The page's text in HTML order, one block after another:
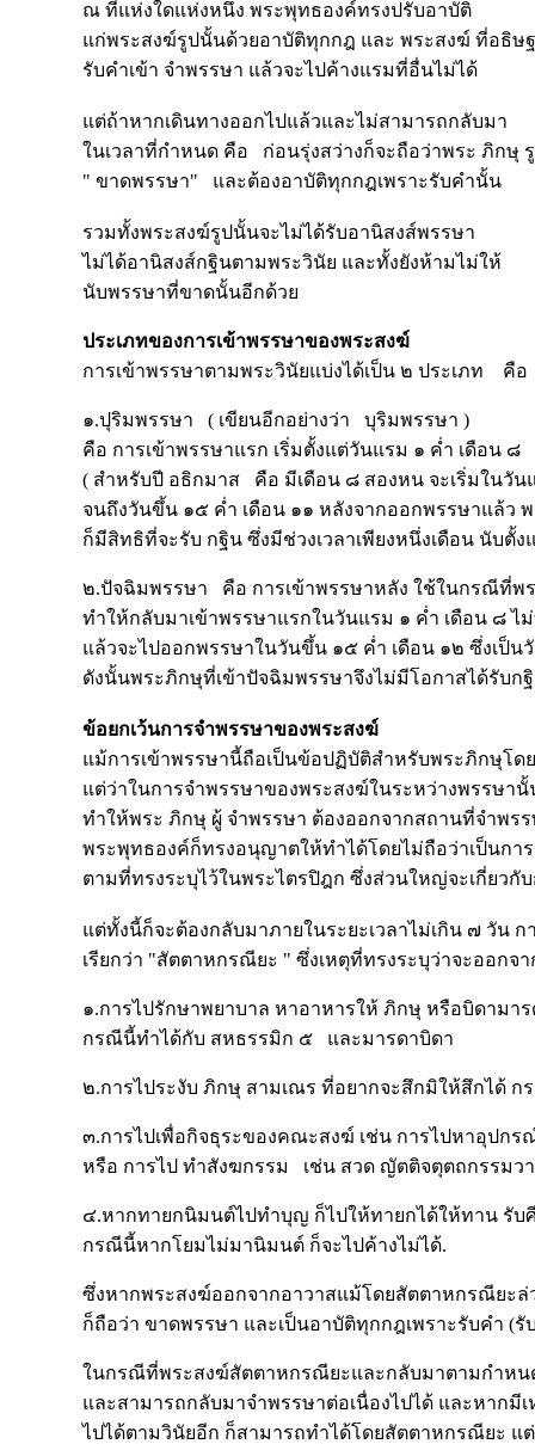
ณ ที่แห่งใดแห่งหนึ่ง พระพุทธองค์ทรงปรับอาบัติ
แก่พระสงฆ์รูปนั้นด้วยอาบัติทุกกฎ และ พระสงฆ์ ที่อธิษ
รับคำเข้า จำพรรษา แล้วจะไปค้างแรมที่อื่นไม่ได้
แต่ถ้าหากเดินทางออกไปแล้วและไม่สามารถกลับมา
ในเวลาที่กำหนด คือ ก่อนรุ่งสว่างก็จะถือว่าพระ ภิกษุ
" ขาดพรรษา" และต้องอาบัติทุกกฎเพราะรับคำนั้น
รวมทั้งพระสงฆ์รูปนั้นจะไม่ได้รับอานิสงส์พรรษา
ไม่ได้อานิสงส์กฐินตามพระวินัย และทั้งยังห้ามไม่ให้
นับพรรษาที่ขาดนั้นอีกด้วย
ประเภทของการเข้าพรรษาของพระสงฆ์
การเข้าพรรษาตามพระวินัยแบ่งได้เป็น ๒ ประเภท คือ
๑.ปุริมพรรษา ( เขียนอีกอย่างว่า บุริมพรรษา )
คือ การเข้าพรรษาแรก เริ่มตั้งแต่วันแรม ๑ ค่ำ เดือน ๘
( สำหรับปี อธิกมาส คือ มีเดือน ๘ สองหน จะเริ่มในวัน
จนถึงวันขึ้น ๑๕ ค่ำ เดือน ๑๑ หลังจากออกพรรษาแล้ว
ก็มีสิทธิที่จะรับ กฐิน ซึ่งมีช่วงเวลาเพียงหนึ่งเดือน นับตั้
๒.ปัจฉิมพรรษา คือ การเข้าพรรษาหลัง ใช้ในกรณีที่พ
ทำให้กลับมาเข้าพรรษาแรกในวันแรม ๑ ค่ำ เดือน ๘
แล้วจะไปออกพรรษาในวันขึ้น ๑๕ ค่ำ เดือน ๑๒ ซึ่งเป็
ดังนั้นพระภิกษุที่เข้าปัจฉิมพรรษาจึงไม่มีโอกาสได้รับก
ข้อยกเว้นการจำพรรษาของพระสงฆ์
แม้การเข้าพรรษานี้ถือเป็นข้อปฏิบัติสำหรับพระภิกษุโ
แต่ว่าในการจำพรรษาของพระสงฆ์ในระหว่างพรรษา
ทำให้พระ ภิกษุ ผู้ จำพรรษา ต้องออกจากสถานที่จำพร
พระพุทธองค์ก็ทรงอนุญาตให้ทำได้โดยไม่ถือว่าเป็นกา
ตามที่ทรงระบุไว้ในพระไตรปิฎก ซึ่งส่วนใหญ่จะเกี่ยว
แต่ทั้งนี้ก็จะต้องกลับมาภายในระยะเวลาไม่เกิน ๗ วัน
เรียกว่า "สัตตาหกรณียะ " ซึ่งเหตุที่ทรงระบุว่าจะออกจ
๑.การไปรักษาพยาบาล หาอาหารให้ ภิกษุ หรือบิดามาร
กรณีนี้ทำได้กับ สหธรรมิก ๕ และมารดาบิดา
๒.การไประงับ ภิกษุ สามเณร ที่อยากจะสึกมิให้สึกได้
๓.การไปเพื่อกิจธุระของคณะสงฆ์ เช่น การไปหาอุปก
หรือ การไป ทำสังฆกรรม เช่น สวด ญัตติจตุตถกรรมว
๔.หากทายกนิมนต์ไปทำบุญ ก็ไปให้ทายกได้ให้ทาน รับ
กรณีนี้หากโยมไม่มานิมนต์ ก็จะไปค้างไม่ได้.
ซึ่งหากพระสงฆ์ออกจากอาวาสแม้โดยสัตตาหกรณียะ
ก็ถือว่า ขาดพรรษา และเป็นอาบัติทุกกฎเพราะรับคำ (
ในกรณีที่พระสงฆ์สัตตาหกรณียะและกลับมาตามกำหน
และสามารถกลับมาจำพรรษาต่อเนื่องไปได้ และหากมี
ไปได้ตามวินัยอีก ก็สามารถทำได้โดยสัตตาหกรณียะ แ